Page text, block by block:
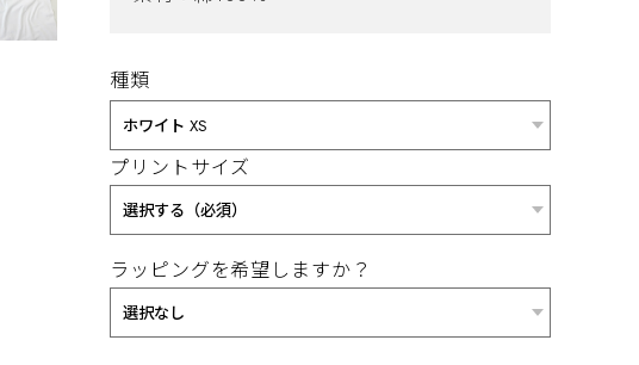
種類
プリントサイズ
ラッピングを希望しますか？